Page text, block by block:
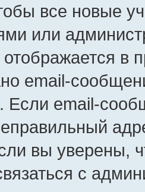
все новые
или
в
email-
Если email-
вы уверены,
с